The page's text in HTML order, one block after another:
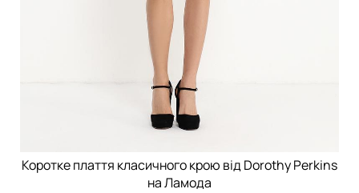
Коротке плаття класичного крою від Dorothy Perkins
на Ламода